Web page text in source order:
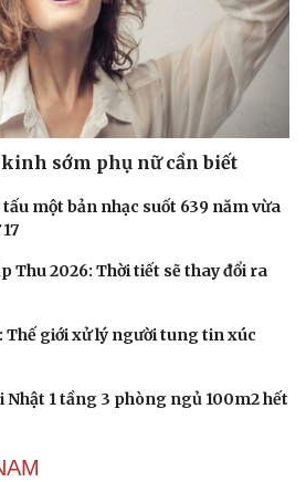
sớm phụ nữ cần biết
một bản nhạc suốt 639 năm vừa
Thu 2026: Thời tiết sẽ thay đổi ra
giới xử lý người tung tin xúc
Nhật 1 tầng 3 phòng ngủ 100m2 hết